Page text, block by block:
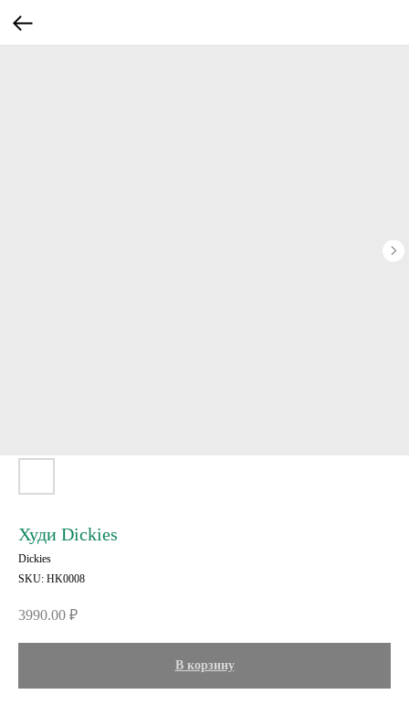
Худи Dickies
Dickies
SKU: HK0008
3990.00 ₽
В корзину